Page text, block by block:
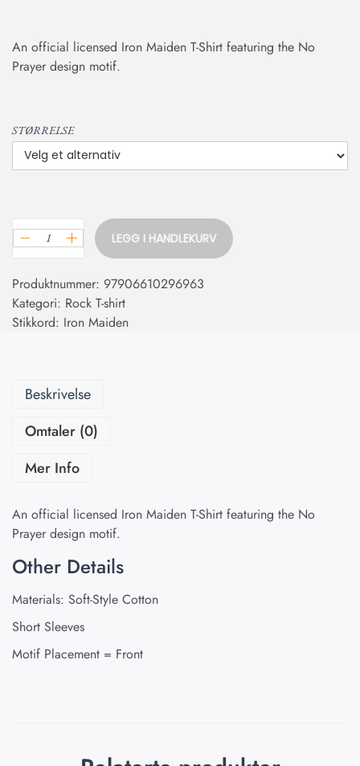
An official licensed Iron Maiden T-Shirt featuring the No
Prayer design motif.
STØRRELSE
LEGG I HANDLEKURV
Produktnummer: 97906610296963
Kategori: Rock T-shirt
Stikkord: Iron Maiden
Beskrivelse
Omtaler (0)
Mer Info
An official licensed Iron Maiden T-Shirt featuring the No
Prayer design motif.
Other Details
Materials: Soft-Style Cotton
Short Sleeves
Motif Placement = Front